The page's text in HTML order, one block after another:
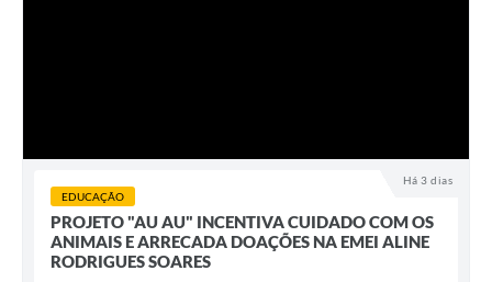
Há 3 dias
EDUCAÇÃO
PROJETO "AU AU" INCENTIVA CUIDADO COM OS
ANIMAIS E ARRECADA DOAÇÕES NA EMEI ALINE
RODRIGUES SOARES